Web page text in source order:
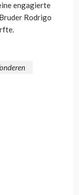
engagierte
Rodrigo